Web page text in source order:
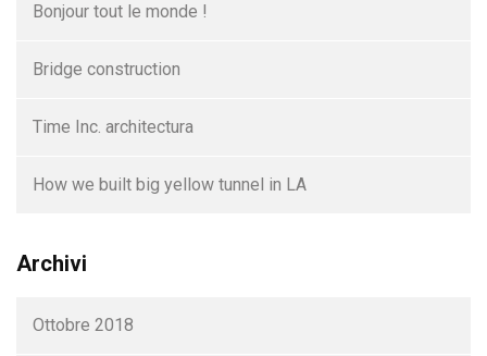
Bonjour tout le monde !
Bridge construction
Time Inc. architectura
How we built big yellow tunnel in LA
Archivi
Ottobre 2018